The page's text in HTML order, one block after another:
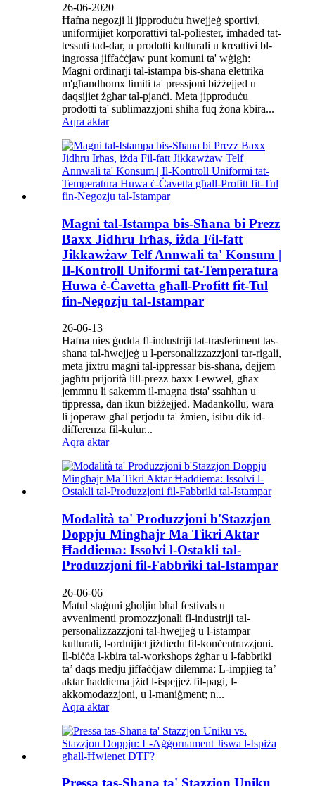
26-06-2020
Ħafna negozji li jipproduċu ħwejjeġ sportivi,
uniformijiet korporattivi tal-poliester, imħaded tat-
tessuti tad-dar, u prodotti kulturali u kreattivi bl-
ingrossa jiffaċċjaw punt komuni ta' wġigħ:
Magni ordinarji tal-istampa bis-sħana elettrika
m'għandhomx limiti ta' pressjoni biżżejjed u
daqsijiet żgħar tal-pjanċi. Meta jipproduċu
prodotti ta' sublimazzjoni sħiħa fuq żona kbira...
Aqra aktar
Magni tal-Istampa bis-Sħana bi Prezz
Baxx Jidhru Irħas, iżda Fil-fatt
Jikkawżaw Telf Annwali ta' Konsum |
Il-Kontroll Uniformi tat-Temperatura
Huwa ċ-Ċavetta għall-Profitt fit-Tul
fin-Negozju tal-Istampar
26-06-13
Ħafna nies ġodda fl-industriji tat-trasferiment tas-
sħana tal-ħwejjeġ u l-personalizzazzjoni tar-rigali,
meta jixtru magni tal-ippressar bis-sħana, dejjem
jagħtu prijorità lill-prezz baxx l-ewwel, għax
jemmnu li sakemm il-magna tista' ssaħħan u
tippressa, dan ikun biżżejjed. Madankollu, wara
li joperaw għal perjodu ta' żmien, isibu dik id-
differenza fil-kulur...
Aqra aktar
Modalità ta' Produzzjoni b'Stazzjon
Doppju Mingħajr Ma Tikri Aktar
Ħaddiema: Issolvi l-Ostakli tal-
Produzzjoni fil-Fabbriki tal-Istampar
26-06-06
Matul staġuni għoljin bħal festivals u
avvenimenti promozzjonali fl-industriji tal-
personalizzazzjoni tal-ħwejjeġ u l-istampar
kulturali, l-ordnijiet jiżdiedu fil-konċentrazzjoni.
Il-biċċa l-kbira tal-workshops żgħar u l-fabbriki
ta’ daqs medju jiffaċċjaw dilemma: L-impjieg ta’
aktar ħaddiema jżid l-ispejjeż fil-pagi, l-
akkomodazzjoni, u l-maniġment; n...
Aqra aktar